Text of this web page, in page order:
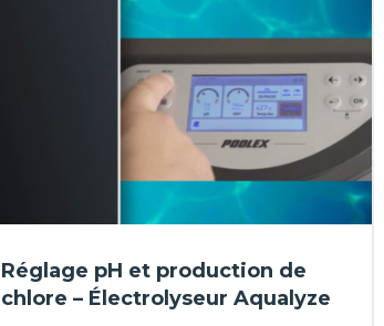
Réglage pH et production de
chlore – Électrolyseur Aqualyze